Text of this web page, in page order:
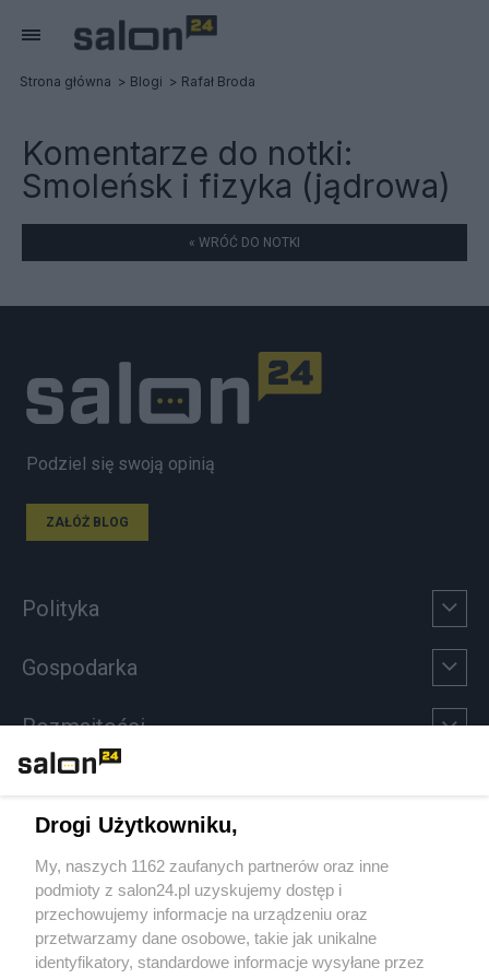
Strona główna Blogi Rafał Broda
Komentarze do notki:
Smoleńsk i fizyka (jądrowa)
« WRÓĆ DO NOTKI
Podziel się swoją opinią
ZAŁÓŻ BLOG
Polityka
Gospodarka
Rozmaitości
Sport
Społeczeństwo
Kultura
Drogi Użytkowniku,
My, naszych 1162 zaufanych partnerów oraz inne
podmioty z salon24.pl uzyskujemy dostęp i
przechowujemy informacje na urządzeniu oraz
przetwarzamy dane osobowe, takie jak unikalne
identyfikatory, standardowe informacje wysyłane przez